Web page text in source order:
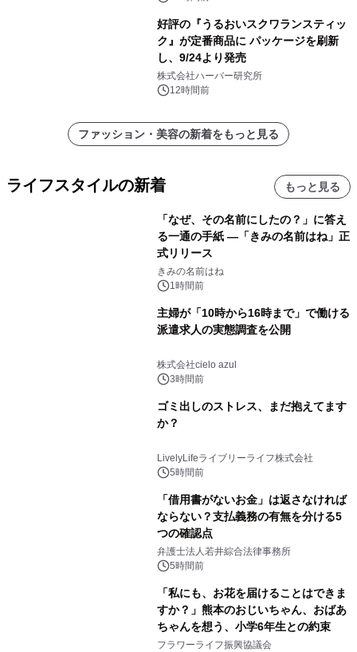
好評の『うるおいスクワランスティッ
ク』が定番商品に パッケージを刷新
し、9/24より発売
株式会社ハーバー研究所
12時間前
ファッション・美容の新着をもっと見る
ライフスタイルの新着 もっと見る
「なぜ、その名前にしたの？」に答え
る一通の手紙 ―「きみの名前はね」正
式リリース
きみの名前はね
1時間前
主婦が「10時から16時まで」で働ける
派遣求人の実態調査を公開
株式会社cielo azul
3時間前
ゴミ出しのストレス、まだ抱えてます
か？
LivelyLifeライブリーライフ株式会社
5時間前
「借用書がないお金」は返さなければ
ならない？支払義務の有無を分ける5
つの確認点
弁護士法人若井綜合法律事務所
5時間前
「私にも、お花を届けることはできま
すか？」熊本のおじいちゃん、おばあ
ちゃんを想う、小学6年生との約束
フラワーライフ振興協議会